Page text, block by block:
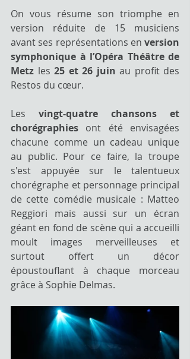
On vous résume son triomphe en
version réduite de 15 musiciens
avant ses représentations en version
symphonique à l’Opéra Théâtre de
Metz les 25 et 26 juin au profit des
Restos du cœur.
Les vingt-quatre chansons et
chorégraphies ont été envisagées
chacune comme un cadeau unique
au public. Pour ce faire, la troupe
s'est appuyée sur le talentueux
chorégraphe et personnage principal
de cette comédie musicale : Matteo
Reggiori mais aussi sur un écran
géant en fond de scène qui a accueilli
moult images merveilleuses et
surtout offert un décor
époustouflant à chaque morceau
grâce à Sophie Delmas.